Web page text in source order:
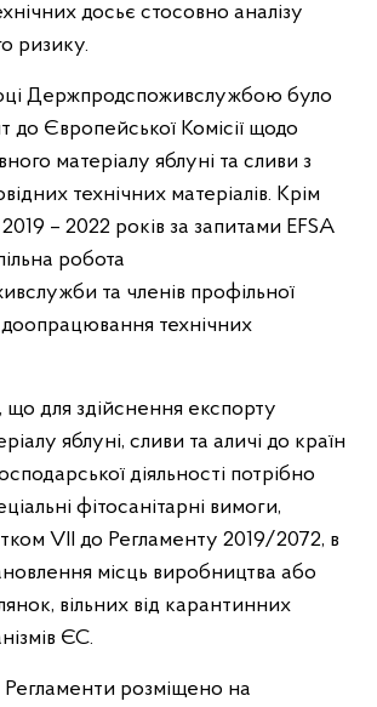
досьє стосовно аналізу
ризику.
Держпродспоживслужбою було
до Європейської Комісії щодо
матеріалу яблуні та сливи з
технічних матеріалів. Крім
– 2022 років за запитами EFSA
робота
та членів профільної
доопрацювання технічних
що для здійснення експорту
яблуні, сливи та аличі до країн
діяльності потрібно
фітосанітарні вимоги,
VII до Регламенту 2019/2072, в
місць виробництва або
вільних від карантинних
ЄС.
Регламенти розміщено на